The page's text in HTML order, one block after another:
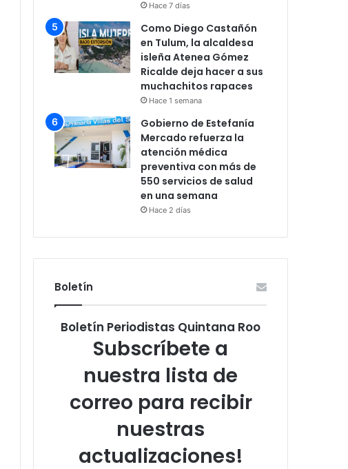
Hace 7 días
Como Diego Castañón
en Tulum, la alcaldesa
isleña Atenea Gómez
Ricalde deja hacer a sus
muchachitos rapaces
Hace 1 semana
Gobierno de Estefanía
Mercado refuerza la
atención médica
preventiva con más de
550 servicios de salud
en una semana
Hace 2 días
Boletín
Boletín Periodistas Quintana Roo
Subscríbete a
nuestra lista de
correo para recibir
nuestras
actualizaciones!